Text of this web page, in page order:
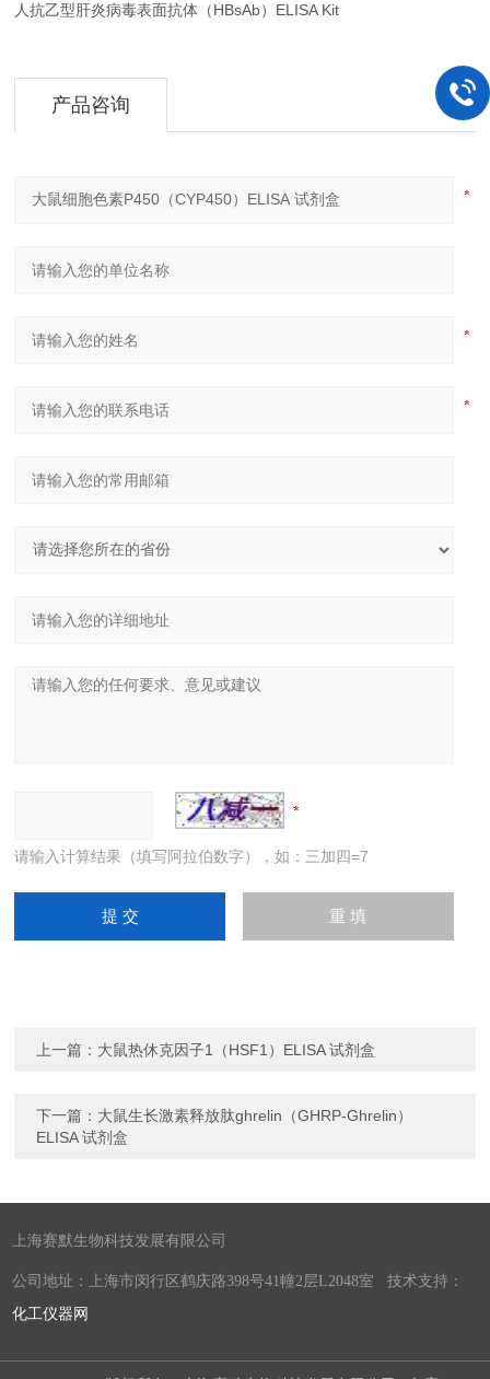
人抗乙型肝炎病毒表面抗体（HBsAb）ELISA Kit
产品咨询
请输入计算结果（填写阿拉伯数字），如：三加四=7
上一篇： 大鼠热休克因子1（HSF1）ELISA 试剂盒
下一篇： 大鼠生长激素释放肽ghrelin（GHRP-Ghrelin）
ELISA 试剂盒
上海赛默生物科技发展有限公司
公司地址：上海市闵行区鹤庆路398号41幢2层L2048室 技术支持：
化工仪器网